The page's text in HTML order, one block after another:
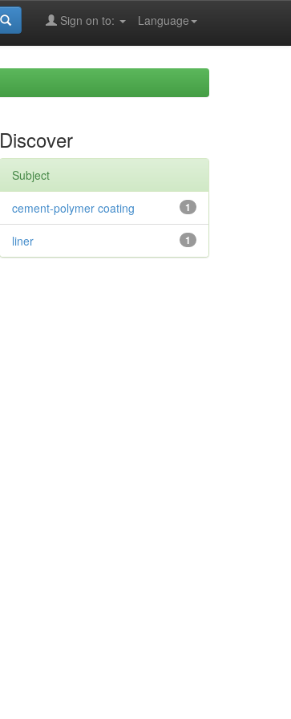
Language
Sign on to:
Discover
Subject
1
cement-polymer coating
1
liner